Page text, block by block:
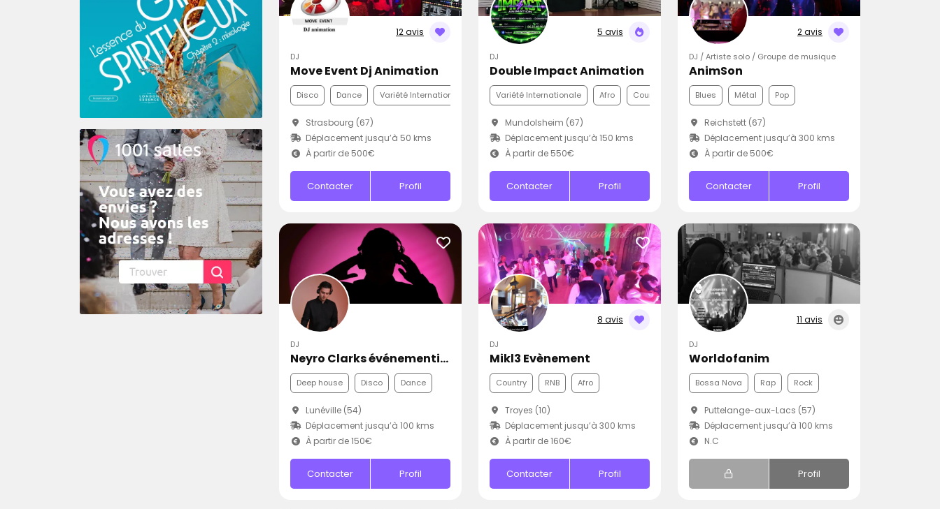
12 avis
DJ
Move Event Dj Animation
Disco Dance Variété Internationale
Strasbourg (67)
Déplacement jusqu’à 50 kms
À partir de 500€
Contacter Profil
5 avis
DJ
Double Impact Animation
Variété Internationale Afro Country
Mundolsheim (67)
Déplacement jusqu’à 150 kms
À partir de 550€
Contacter Profil
2 avis
DJ / Artiste solo / Groupe de musique
AnimSon
Blues Métal Pop
Reichstett (67)
Déplacement jusqu’à 300 kms
À partir de 500€
Contacter Profil
DJ
Neyro Clarks événementiel
Deep house Disco Dance
Lunéville (54)
Déplacement jusqu’à 100 kms
À partir de 150€
Contacter Profil
8 avis
DJ
Mikl3 Evènement
Country RNB Afro
Troyes (10)
Déplacement jusqu’à 300 kms
À partir de 160€
Contacter Profil
11 avis
DJ
Worldofanim
Bossa Nova Rap Rock
Puttelange-aux-Lacs (57)
Déplacement jusqu’à 100 kms
N.C
Profil